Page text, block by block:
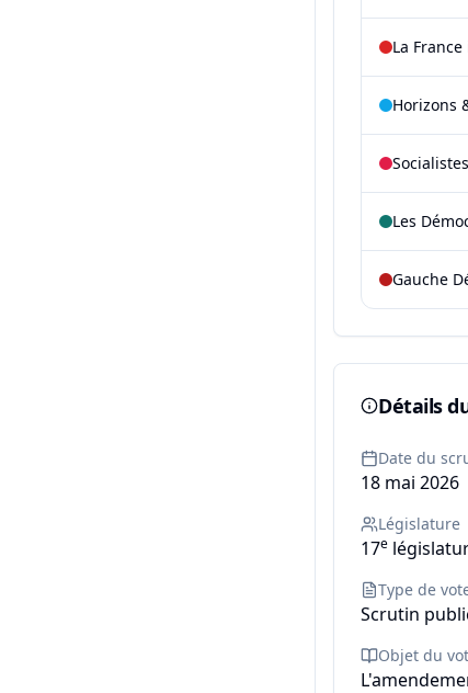
La
Horizons
Les
Gauche
Détails
Date du
18 mai 2026
Législature
17e
Type de
Scrutin
Objet du